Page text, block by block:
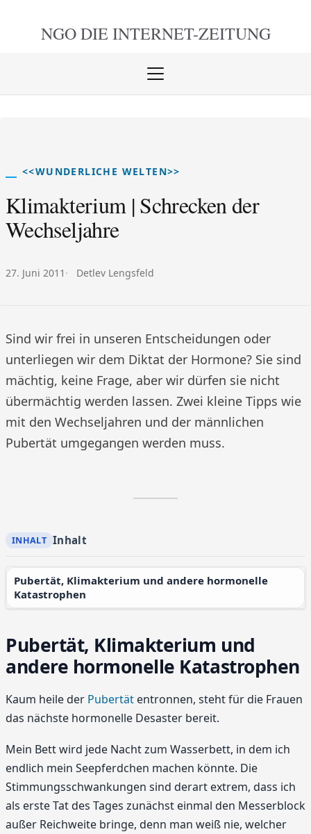
NGO DIE INTERNET-ZEITUNG
Menü
<<WUNDERLICHE WELTEN>>
Klimakterium | Schrecken der
Wechseljahre
Veröffentlicht am:
27. Juni 2011 Autor:
Detlev Lengsfeld
Sind wir frei in unseren Entscheidungen oder
unterliegen wir dem Diktat der Hormone? Sie sind
mächtig, keine Frage, aber wir dürfen sie nicht
übermächtig werden lassen. Zwei kleine Tipps wie
mit den Wechseljahren und der männlichen
Pubertät umgegangen werden muss.
Inhalt
Pubertät, Klimakterium und andere hormonelle
Katastrophen
Pubertät, Klimakterium und
andere hormonelle Katastrophen
Kaum heile der Pubertät entronnen, steht für die Frauen
das nächste hormonelle Desaster bereit.
Mein Bett wird jede Nacht zum Wasserbett, in dem ich
endlich mein Seepferdchen machen könnte. Die
Stimmungsschwankungen sind derart extrem, dass ich
als erste Tat des Tages zunächst einmal den Messerblock
außer Reichweite bringe, denn man weiß nie, welcher